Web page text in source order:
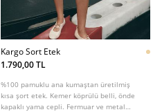
Kargo Sort Etek
1.790,00 TL
%100 pamuklu ana kumaştan üretilmiş
kısa şort etek. Kemer köprülü belli, önde
kapaklı yama cepli. Fermuar ve metal